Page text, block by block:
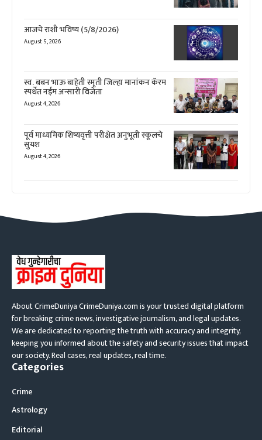
आजचे राशी भविष्य (5/8/2026)
August 5, 2026
स्व. बबन भाऊ बाहेती स्मृती जिल्हा मानांकन कॅरम
स्पर्धेत नईम अन्सारी विजेता
August 4, 2026
पूर्व माध्यमिक शिष्यवृत्ती परीक्षेत अनुभूती स्कूलचे
सुयश
August 4, 2026
About CrimeDuniya CrimeDuniya.com is your trusted digital platform
for breaking crime news, investigative journalism, and legal updates.
We are dedicated to reporting the truth with accuracy and integrity,
keeping you informed about the safety and security issues that impact
our society. Real cases, real updates, real time.
Categories
Crime
Astrology
Editorial